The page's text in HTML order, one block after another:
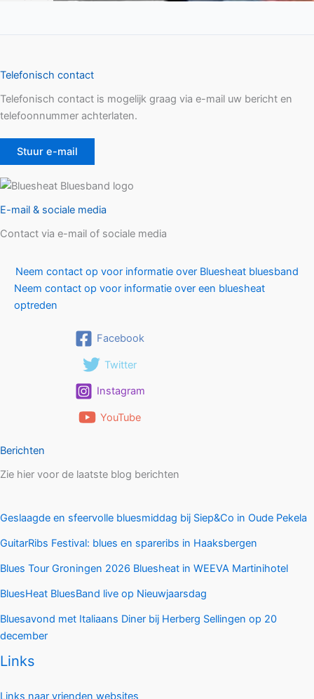
Telefonisch contact
Telefonisch contact is mogelijk graag via e-mail uw bericht en
telefoonnummer achterlaten.
Stuur e-mail
E-mail & sociale media
Contact via e-mail of sociale media
Neem contact op voor informatie over Bluesheat bluesband
Neem contact op voor informatie over een bluesheat
optreden
Facebook
Twitter
Instagram
YouTube
Berichten
Zie hier voor de laatste blog berichten
Geslaagde en sfeervolle bluesmiddag bij Siep&Co in Oude Pekela
GuitarRibs Festival: blues en spareribs in Haaksbergen
Blues Tour Groningen 2026 Bluesheat in WEEVA Martinihotel
BluesHeat BluesBand live op Nieuwjaarsdag
Bluesavond met Italiaans Diner bij Herberg Sellingen op 20
december
Links
Links naar vrienden websites